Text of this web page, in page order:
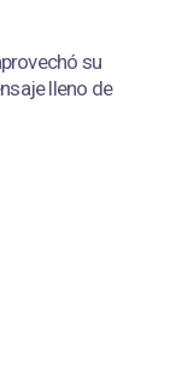
su
lleno de